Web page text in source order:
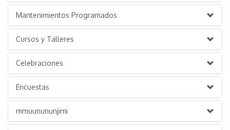
Mantenimientos Programados
Cursos y Talleres
Celebraciones
Encuestas
mmuunununjimi